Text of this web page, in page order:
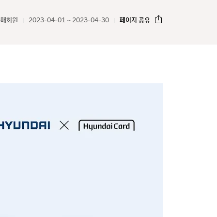
회원 2023-04-01 ~ 2023-04-30 페이지 공유